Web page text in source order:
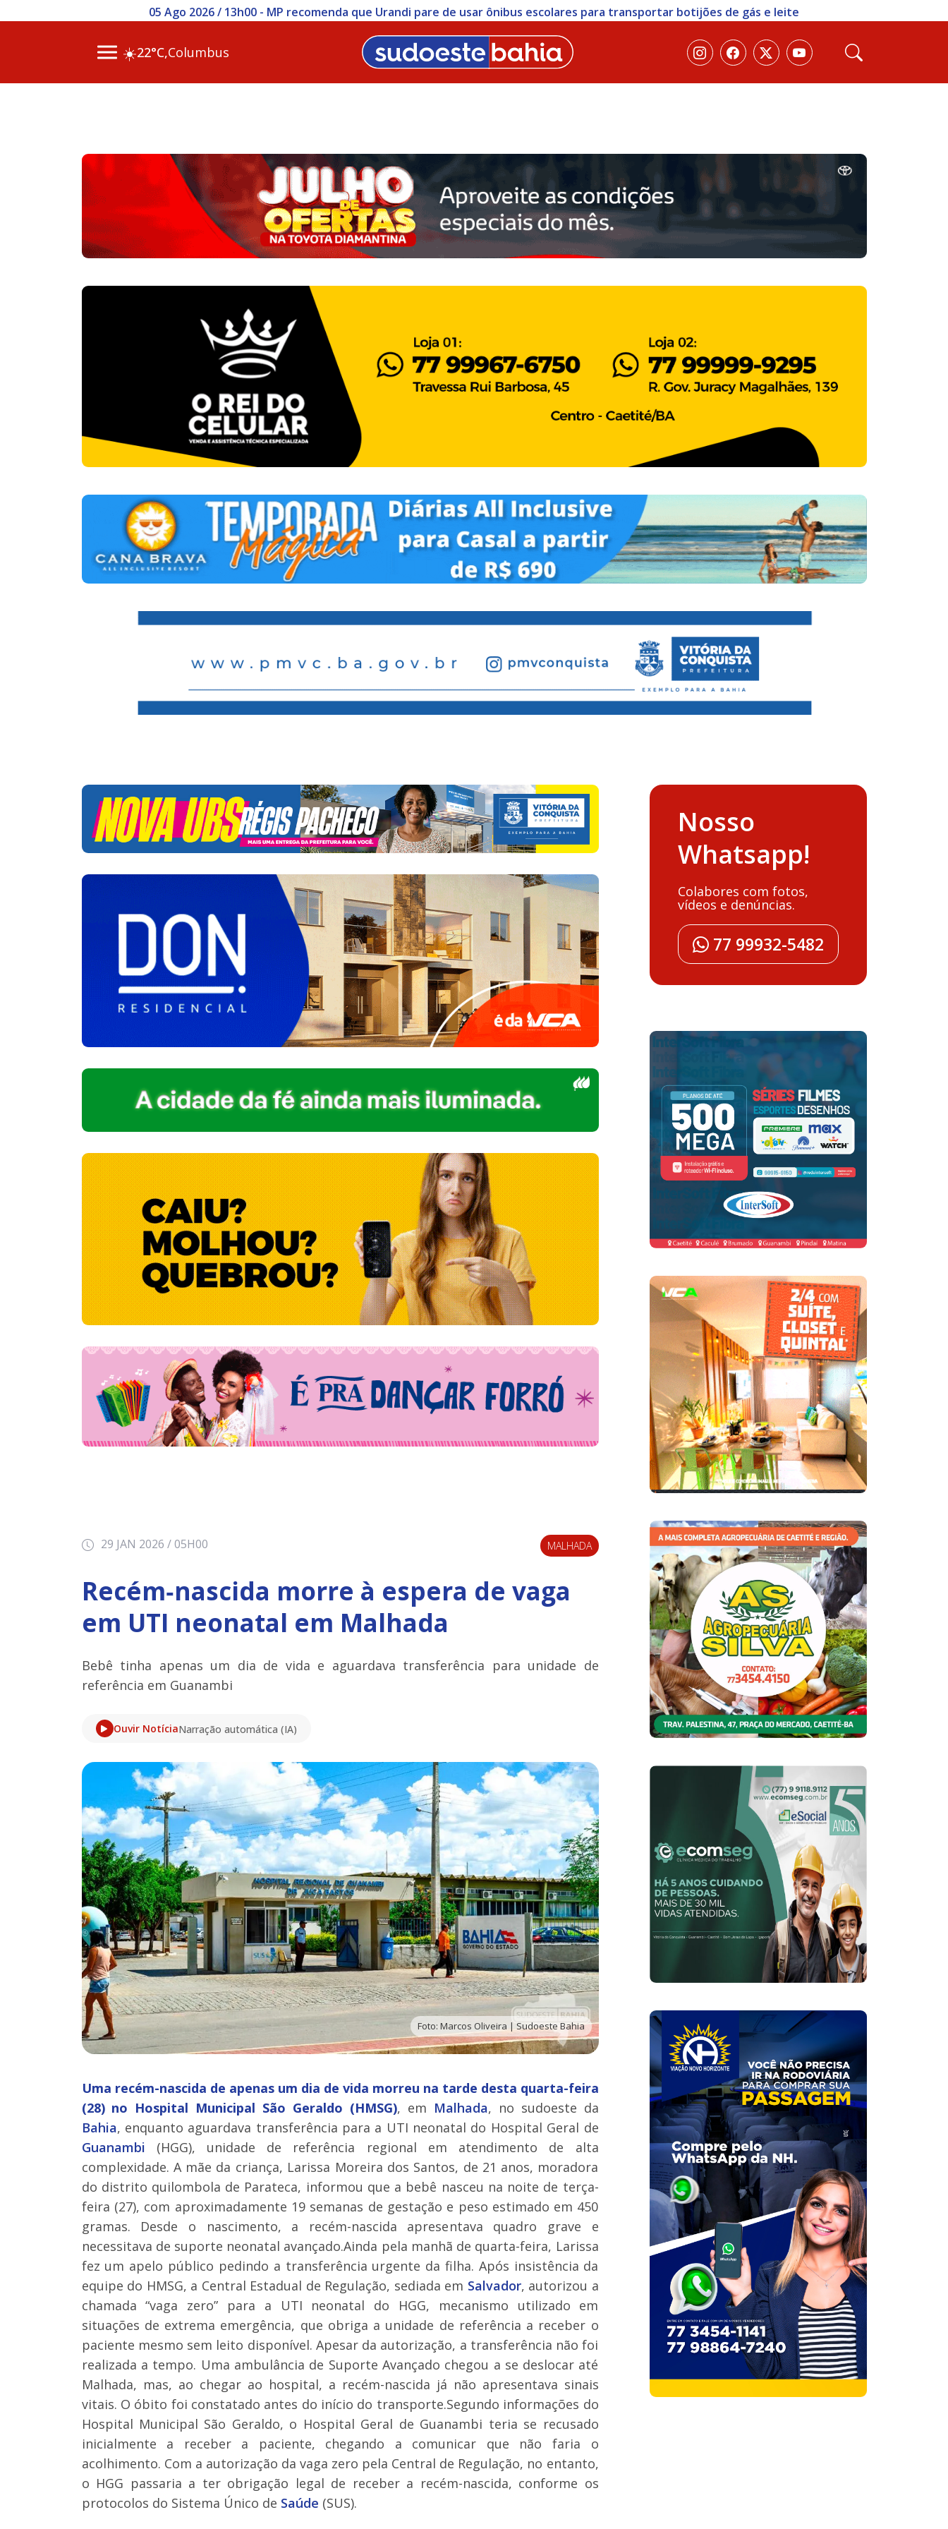
05 Ago 2026 / 13h00 - MP recomenda que Urandi pare de usar ônibus escolares para transportar botijões de gás e leite
☀️22°C,Columbus
29 JAN 2026 / 05H00 MALHADA
Recém‑nascida morre à espera de vaga
em UTI neonatal em Malhada
Bebê tinha apenas um dia de vida e aguardava transferência para unidade de
referência em Guanambi
Ouvir NotíciaNarração automática (IA)
Foto: Marcos Oliveira | Sudoeste Bahia
Uma recém-nascida de apenas um dia de vida morreu na tarde desta quarta-feira
(28) no Hospital Municipal São Geraldo (HMSG), em Malhada, no sudoeste da
Bahia, enquanto aguardava transferência para a UTI neonatal do Hospital Geral de
Guanambi (HGG), unidade de referência regional em atendimento de alta
complexidade. A mãe da criança, Larissa Moreira dos Santos, de 21 anos, moradora
do distrito quilombola de Parateca, informou que a bebê nasceu na noite de terça-
feira (27), com aproximadamente 19 semanas de gestação e peso estimado em 450
gramas. Desde o nascimento, a recém-nascida apresentava quadro grave e
necessitava de suporte neonatal avançado.Ainda pela manhã de quarta-feira, Larissa
fez um apelo público pedindo a transferência urgente da filha. Após insistência da
equipe do HMSG, a Central Estadual de Regulação, sediada em Salvador, autorizou a
chamada “vaga zero” para a UTI neonatal do HGG, mecanismo utilizado em
situações de extrema emergência, que obriga a unidade de referência a receber o
paciente mesmo sem leito disponível. Apesar da autorização, a transferência não foi
realizada a tempo. Uma ambulância de Suporte Avançado chegou a se deslocar até
Malhada, mas, ao chegar ao hospital, a recém-nascida já não apresentava sinais
vitais. O óbito foi constatado antes do início do transporte.Segundo informações do
Hospital Municipal São Geraldo, o Hospital Geral de Guanambi teria se recusado
inicialmente a receber a paciente, chegando a comunicar que não faria o
acolhimento. Com a autorização da vaga zero pela Central de Regulação, no entanto,
o HGG passaria a ter obrigação legal de receber a recém-nascida, conforme os
protocolos do Sistema Único de Saúde (SUS).
Nosso
Whatsapp!
Colabores com fotos,
vídeos e denúncias.
77 99932-5482